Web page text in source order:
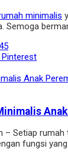
minimalis
Semoga
Pinterest
– Setiap
fungsi